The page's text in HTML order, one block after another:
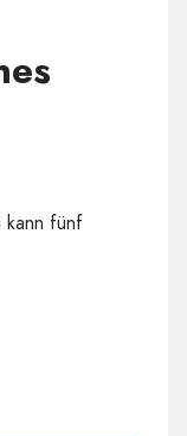
kann fünf